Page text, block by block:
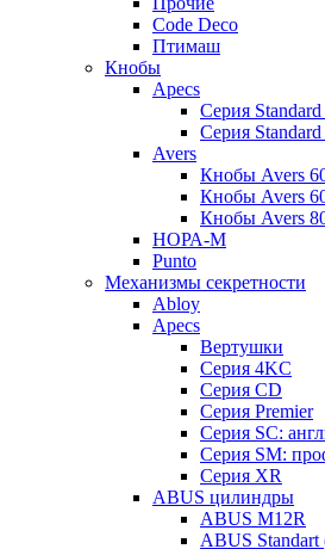
Code Deco
Птимаш
Кнобы
Apecs
Серия
Серия
Avers
Кнобы Avers
Кнобы Avers
Кнобы Avers
НОРА-М
Punto
Механизмы секретности
Abloy
Apecs
Вертушки
Серия 4KC
Серия CD
Серия Premier
Серия SC:
Серия SM:
Серия XR
ABUS цилиндры
ABUS M12R
ABUS